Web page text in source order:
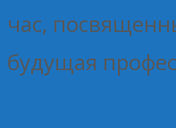
час,
будущая